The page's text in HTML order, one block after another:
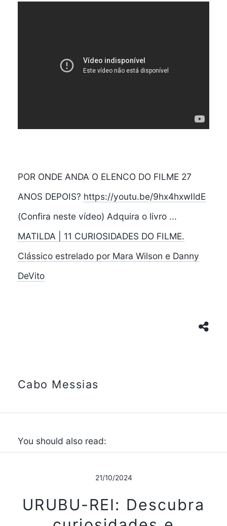
POR ONDE ANDA O ELENCO DO FILME 27
ANOS DEPOIS? https://youtu.be/9hx4hxwIldE
(Confira neste vídeo) Adquira o livro ...
MATILDA | 11 CURIOSIDADES DO FILME.
Clássico estrelado por Mara Wilson e Danny
DeVito
Cabo Messias
You should also read:
21/10/2024
URUBU-REI: Descubra